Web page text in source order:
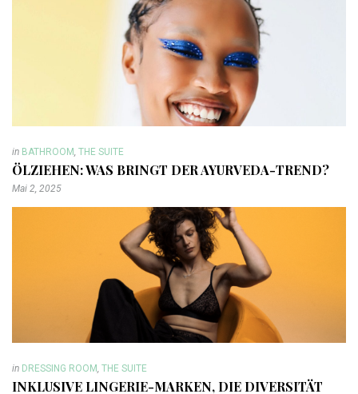
in BATHROOM THE SUITE
ÖLZIEHEN: WAS BRINGT DER AYURVEDA-TREND?
Mai 2, 2025
in DRESSING ROOM THE SUITE
INKLUSIVE LINGERIE-MARKEN, DIE DIVERSITÄT